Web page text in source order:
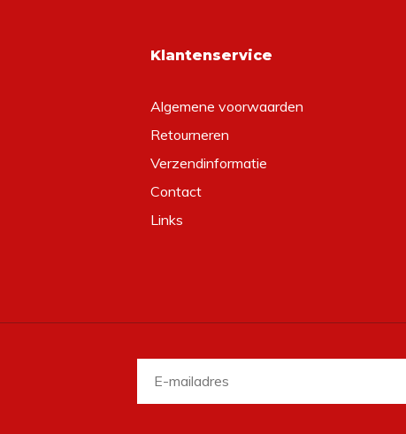
Klantenservice
Algemene voorwaarden
Retourneren
Verzendinformatie
Contact
Links